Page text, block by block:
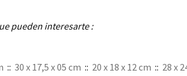
pueden interesarte :
:: 30 x 17,5 x 05 cm :: 20 x 18 x 12 cm :: 28 x